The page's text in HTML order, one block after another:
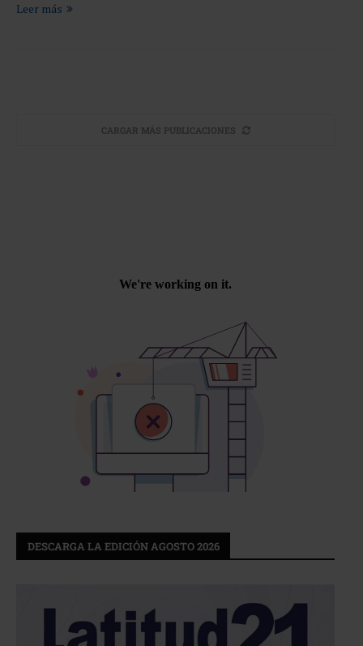
Leer más
CARGAR MÁS PUBLICACIONES
DESCARGA LA EDICIÓN AGOSTO 2026